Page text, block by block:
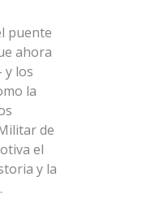
puente
ahora
y los
la
de
el
y la